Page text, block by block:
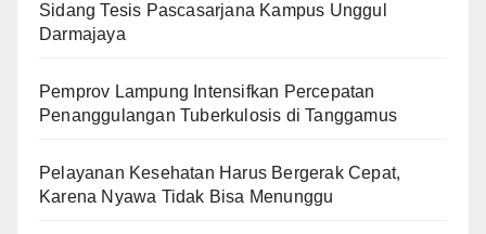
Sidang Tesis Pascasarjana Kampus Unggul
Darmajaya
Pemprov Lampung Intensifkan Percepatan
Penanggulangan Tuberkulosis di Tanggamus
Pelayanan Kesehatan Harus Bergerak Cepat,
Karena Nyawa Tidak Bisa Menunggu